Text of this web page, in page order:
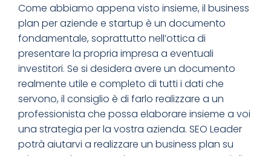
Come abbiamo appena visto insieme, il business
plan per aziende e startup è un documento
fondamentale, soprattutto nell’ottica di
presentare la propria impresa a eventuali
investitori. Se si desidera avere un documento
realmente utile e completo di tutti i dati che
servono, il consiglio è di farlo realizzare a un
professionista che possa elaborare insieme a voi
una strategia per la vostra azienda. SEO Leader
potrà aiutarvi a realizzare un business plan su